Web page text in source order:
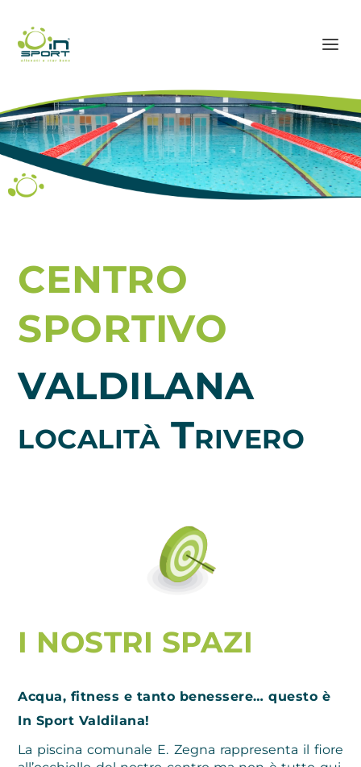
CENTRO
SPORTIVO
VALDILANA
località Trivero
I NOSTRI SPAZI
Acqua, fitness e tanto benessere… questo è
In Sport Valdilana!
La piscina comunale E. Zegna rappresenta il fiore